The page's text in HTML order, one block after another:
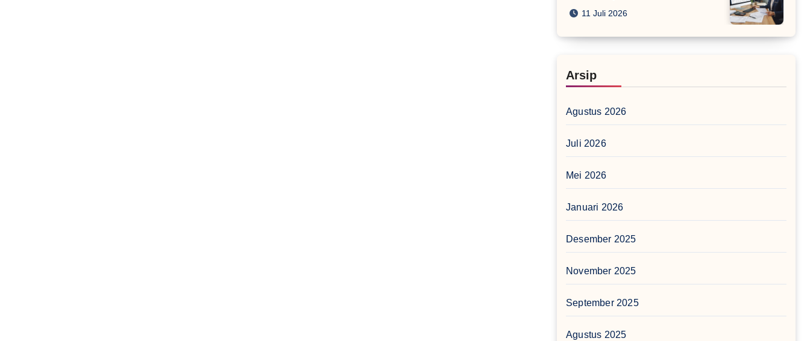
11 Juli 2026
Arsip
Agustus 2026
Juli 2026
Mei 2026
Januari 2026
Desember 2025
November 2025
September 2025
Agustus 2025